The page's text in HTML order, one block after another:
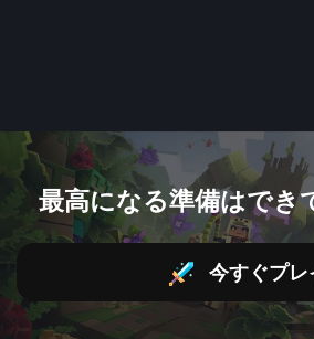
最高になる準備はでき
今すぐプレ